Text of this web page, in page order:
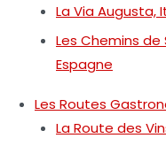
La Via Augusta,
Les Chemins
Espagne
Les Routes
La Route des